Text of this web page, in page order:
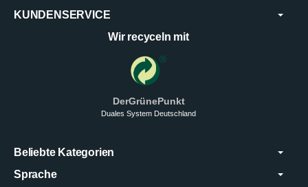
KUNDENSERVICE
Wir recyceln mit
DerGrünePunkt
Duales System Deutschland
Beliebte Kategorien
Sprache